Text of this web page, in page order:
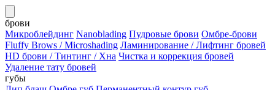
брови
Микроблейдинг Nanoblading Пудровые брови Омбре-брови
Fluffy Brows / Microshading Ламинирование / Лифтинг бровей
HD брови / Тинтинг / Хна Чистка и коррекция бровей
Удаление тату бровей
губы